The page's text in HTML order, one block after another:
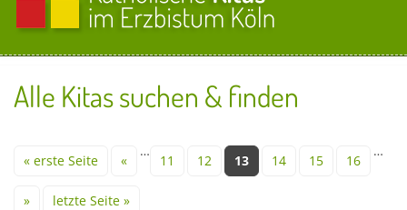
Alle Kitas suchen & finden
Seiten
« erste Seite «
…
11 12 13 14 15 16
…
» letzte Seite »